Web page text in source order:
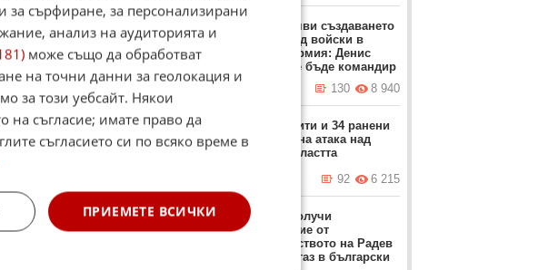
Boy
пътят на
Путин обяви създаването
на нов род войски в
руската армия: Денис
Лямин ще бъде командир
вчера в 16:05 ч.
8 940
130
Двама убити и 34 ранени
след нощна атака над
Киев и областта
6 215
92
Турция получи
разрешение от
правителството на Радев
да търси газ в български
сърфиране, за персонализирани
анализ на аудиторията и
може също да обработват
на точни данни за геолокация и
за този уебсайт. Някои
на съгласие; имате право да
съгласието си по всяко време в
ПРИЕМЕТЕ ВСИЧКИ